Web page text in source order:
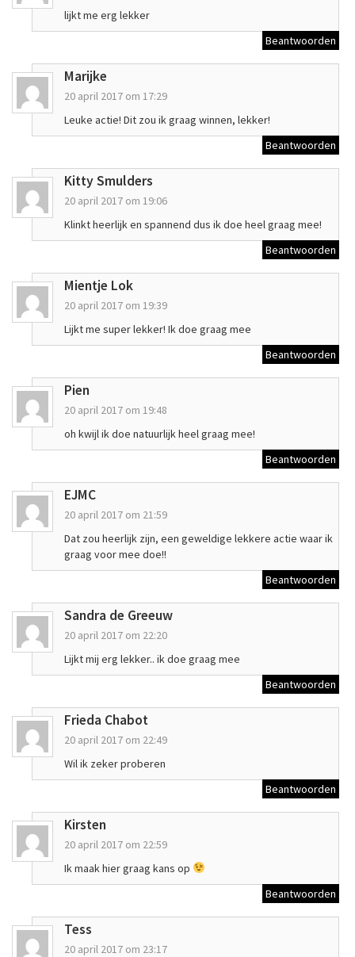
lijkt me erg lekker
Beantwoorden
Marijke
20 april 2017 om 17:29
Leuke actie! Dit zou ik graag winnen, lekker!
Beantwoorden
Kitty Smulders
20 april 2017 om 19:06
Klinkt heerlijk en spannend dus ik doe heel graag mee!
Beantwoorden
Mientje Lok
20 april 2017 om 19:39
Lijkt me super lekker! Ik doe graag mee
Beantwoorden
Pien
20 april 2017 om 19:48
oh kwijl ik doe natuurlijk heel graag mee!
Beantwoorden
EJMC
20 april 2017 om 21:59
Dat zou heerlijk zijn, een geweldige lekkere actie waar ik
graag voor mee doe!!
Beantwoorden
Sandra de Greeuw
20 april 2017 om 22:20
Lijkt mij erg lekker.. ik doe graag mee
Beantwoorden
Frieda Chabot
20 april 2017 om 22:49
Wil ik zeker proberen
Beantwoorden
Kirsten
20 april 2017 om 22:59
Ik maak hier graag kans op
Beantwoorden
Tess
20 april 2017 om 23:17